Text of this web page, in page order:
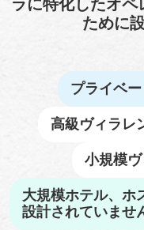
ために
プライベ
高級ヴィラレ
小規模
大規模ホテル、ホ
設計されていませ